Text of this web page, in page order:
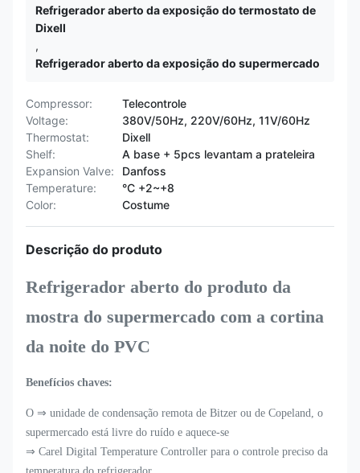
Refrigerador aberto da exposição do termostato de
Dixell
,
Refrigerador aberto da exposição do supermercado
Compressor:
Telecontrole
Voltage:
380V/50Hz, 220V/60Hz, 11V/60Hz
Thermostat:
Dixell
Shelf:
A base + 5pcs levantam a prateleira
Expansion Valve:
Danfoss
Temperature:
°C +2~+8
Color:
Costume
Descrição do produto
Refrigerador aberto do produto da
mostra do supermercado com a cortina
da noite do PVC
Benefícios chaves:
O ⇒ unidade de condensação remota de Bitzer ou de Copeland, o
supermercado está livre do ruído e aquece-se
⇒ Carel Digital Temperature Controller para o controle preciso da